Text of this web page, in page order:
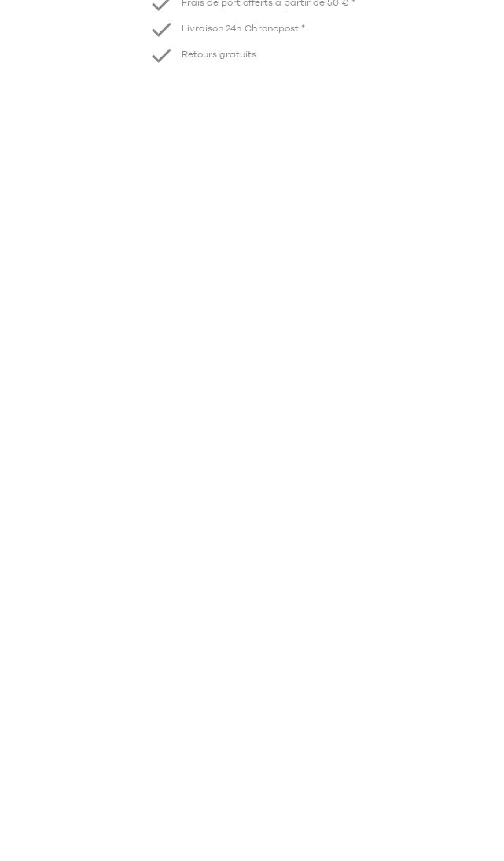
Frais de port offerts à partir de 50 € *
Livraison 24h Chronopost *
Retours gratuits